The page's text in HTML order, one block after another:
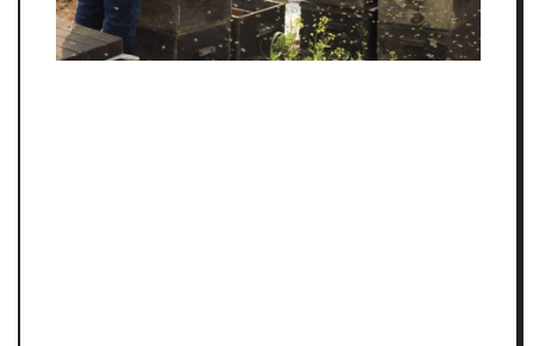
Освіта
Розслідування